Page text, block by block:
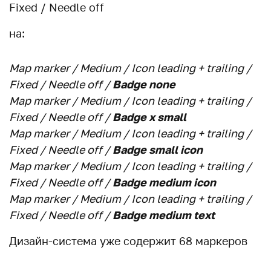
Fixed / Needle off
на:
Map marker / Medium / Icon leading + trailing /
Fixed / Needle off /Badge none
Map marker / Medium / Icon leading + trailing /
Fixed / Needle off /Badge x small
Map marker / Medium / Icon leading + trailing /
Fixed / Needle off /Badge small icon
Map marker / Medium / Icon leading + trailing /
Fixed / Needle off /Badge medium icon
Map marker / Medium / Icon leading + trailing /
Fixed / Needle off /Badge medium text
Дизайн-система уже содержит 68 маркеров